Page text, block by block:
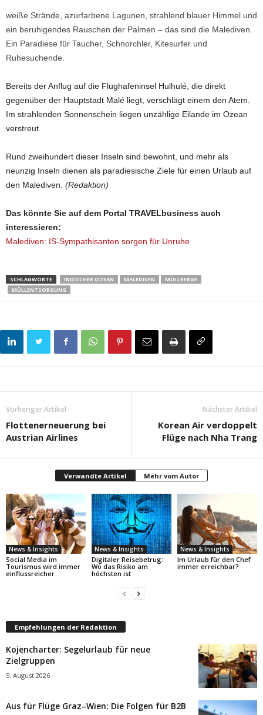
weiße Strände, azurfarbene Lagunen, strahlend blauer Himmel und
ein beruhigendes Rauschen der Palmen – das sind die Malediven.
Ein Paradiese für Taucher, Schnorchler, Kitesurfer und
Ruhesuchende.
Bereits der Anflug auf die Flughafeninsel Hulhulé, die direkt
gegenüber der Hauptstadt Malé liegt, verschlägt einem den Atem.
Im strahlenden Sonnenschein liegen unzählige Eilande im Ozean
verstreut.
Rund zweihundert dieser Inseln sind bewohnt, und mehr als
neunzig Inseln dienen als paradiesische Ziele für einen Urlaub auf
den Malediven. (Redaktion)
Das könnte Sie auf dem Portal TRAVELbusiness auch
interessieren:
Malediven: IS-Sympathisanten sorgen für Unruhe
SCHLAGWORTE INDISCHER OZEAN MALEDIVEN
MÜLLBERGE
MÜLLENTSORGUNG
Vorheriger Artikel
Flottenerneuerung bei
Austrian Airlines
Nächster Artikel
Korean Air verdoppelt
Flüge nach Nha Trang
Verwandte Artikel Mehr vom Autor
News & Insights
Social Media im
Tourismus wird immer
einflussreicher
News & Insights
Digitaler Reisebetrug:
Wo das Risiko am
höchsten ist
News & Insights
Im Urlaub für den Chef
immer erreichbar?
Empfehlungen der Redaktion
Kojencharter: Segelurlaub für neue
Zielgruppen
5. August 2026
Aus für Flüge Graz–Wien: Die Folgen für B2B